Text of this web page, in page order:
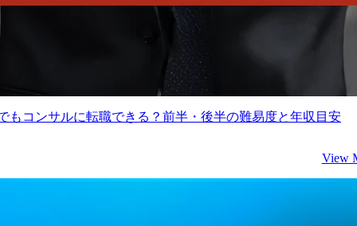
もコンサルに転職できる？前半・後半の難易度と年収目安
View